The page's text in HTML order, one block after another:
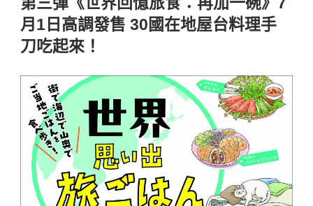
月1日高調發售 30國在地屋台料理手
刀吃起來！